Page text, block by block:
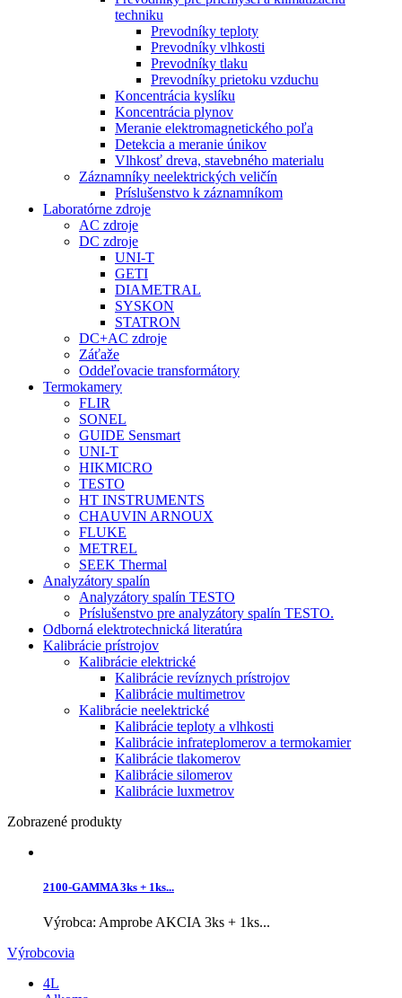
techniku
Prevodníky teploty
Prevodníky vlhkosti
Prevodníky tlaku
Prevodníky prietoku vzduchu
Koncentrácia kyslíku
Koncentrácia plynov
Meranie elektromagnetického poľa
Detekcia a meranie únikov
Vlhkosť dreva, stavebného materialu
Záznamníky neelektrických veličín
Príslušenstvo k záznamníkom
Laboratórne zdroje
AC zdroje
DC zdroje
UNI-T
GETI
DIAMETRAL
SYSKON
STATRON
DC+AC zdroje
Záťaže
Oddeľovacie transformátory
Termokamery
FLIR
SONEL
GUIDE Sensmart
UNI-T
HIKMICRO
TESTO
HT INSTRUMENTS
CHAUVIN ARNOUX
FLUKE
METREL
SEEK Thermal
Analyzátory spalín
Analyzátory spalín TESTO
Príslušenstvo pre analyzátory spalín TESTO.
Odborná elektrotechnická literatúra
Kalibrácie prístrojov
Kalibrácie elektrické
Kalibrácie revíznych prístrojov
Kalibrácie multimetrov
Kalibrácie neelektrické
Kalibrácie teploty a vlhkosti
Kalibrácie infrateplomerov a termokamier
Kalibrácie tlakomerov
Kalibrácie silomerov
Kalibrácie luxmetrov
Zobrazené produkty
2100-GAMMA 3ks + 1ks...
Výrobca: Amprobe AKCIA 3ks + 1ks...
Výrobcovia
4L